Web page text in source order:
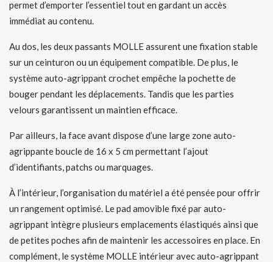
permet d’emporter l’essentiel tout en gardant un accès
immédiat au contenu.
Au dos, les deux passants MOLLE assurent une fixation stable
sur un ceinturon ou un équipement compatible. De plus, le
système auto-agrippant crochet empêche la pochette de
bouger pendant les déplacements. Tandis que les parties
velours garantissent un maintien efficace.
Par ailleurs, la face avant dispose d’une large zone auto-
agrippante boucle de 16 x 5 cm permettant l’ajout
d’identifiants, patchs ou marquages.
À l’intérieur, l’organisation du matériel a été pensée pour offrir
un rangement optimisé. Le pad amovible fixé par auto-
agrippant intègre plusieurs emplacements élastiqués ainsi que
de petites poches afin de maintenir les accessoires en place. En
complément, le système MOLLE intérieur avec auto-agrippant